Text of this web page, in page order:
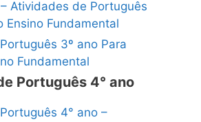
Atividades de Português
Ensino Fundamental
3º ano Para
Fundamental
Português 4° ano
4° ano –